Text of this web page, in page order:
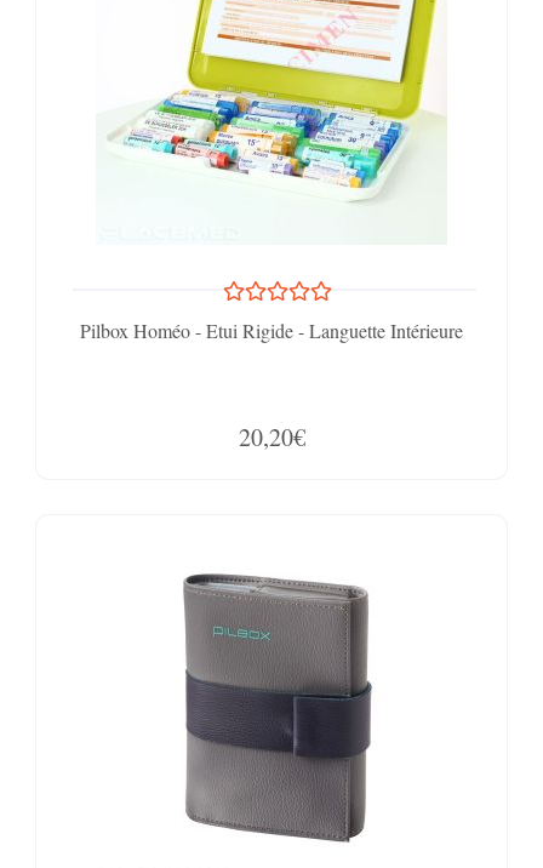
Pilbox Homéo - Etui Rigide - Languette Intérieure
20,20€